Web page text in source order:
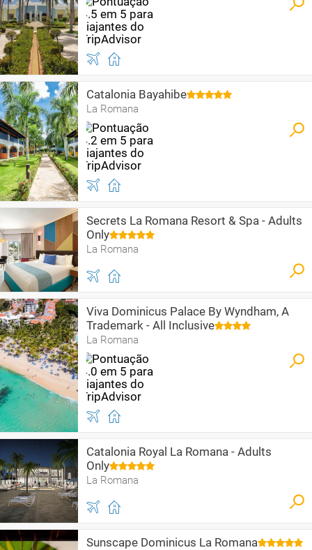
Catalonia Bayahibe
La Romana
Secrets La Romana Resort & Spa - Adults
Only
La Romana
Viva Dominicus Palace By Wyndham, A
Trademark - All Inclusive
La Romana
Catalonia Royal La Romana - Adults
Only
La Romana
Sunscape Dominicus La Romana